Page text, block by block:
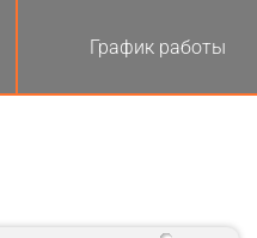
График работы